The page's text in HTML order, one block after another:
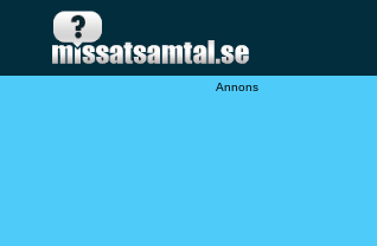
Annons